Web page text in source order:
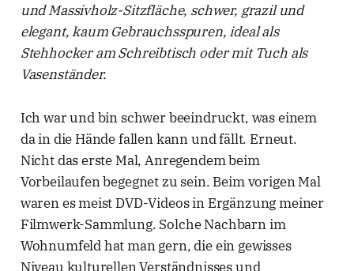
und Massivholz-Sitzfläche, schwer, grazil und
elegant, kaum Gebrauchsspuren, ideal als
Stehhocker am Schreibtisch oder mit Tuch als
Vasenständer.
Ich war und bin schwer beeindruckt, was einem
da in die Hände fallen kann und fällt. Erneut.
Nicht das erste Mal, Anregendem beim
Vorbeilaufen begegnet zu sein. Beim vorigen Mal
waren es meist DVD-Videos in Ergänzung meiner
Filmwerk-Sammlung. Solche Nachbarn im
Wohnumfeld hat man gern, die ein gewisses
Niveau kulturellen Verständnisses und